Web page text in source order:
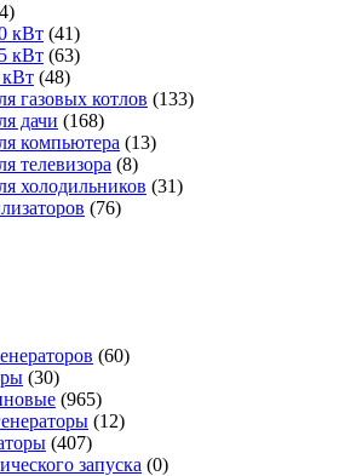
кВт (41)
кВт (63)
кВт (48)
газовых котлов (133)
дачи (168)
компьютера (13)
телевизора (8)
холодильников (31)
(76)
(60)
(30)
(965)
(12)
(407)
запуска (0)